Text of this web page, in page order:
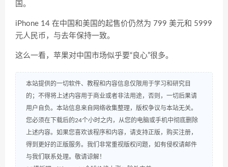
国。
iPhone 14 在中国和美国的起售价仍然为 799 美元和 5999
元人民币，与去年保持一致。
这么一看，苹果对中国市场似乎要“良心”很多。
本站提供的一切软件、教程和内容信息仅限用于学习和研究目
的；不得将上述内容用于商业或者非法用途，否则，一切后果请
用户自负。本站信息来自网络收集整理，版权争议与本站无关。
您必须在下载后的24个小时之内，从您的电脑或手机中彻底删除
上述内容。如果您喜欢该程序和内容，请支持正版，购买注册，
得到更好的正版服务。我们非常重视版权问题，如有侵权请邮件
与我们联系处理。敬请谅解！